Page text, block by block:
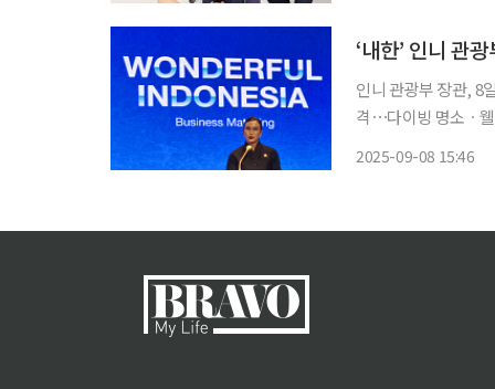
인니 관광부 장관, 8
격⋯다이빙 명소ㆍ
2025-09-08 15:46